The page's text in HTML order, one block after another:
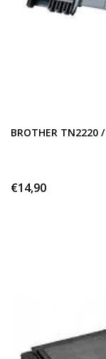
BROTHER
€14,90